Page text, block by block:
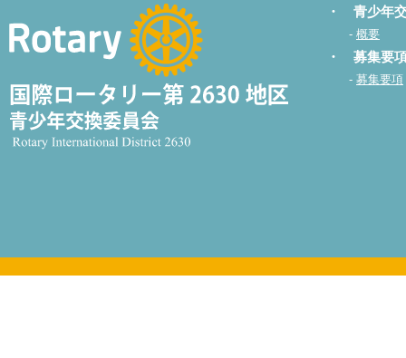
・ 青少年
- 概要
・ 募集要
- 募集要項